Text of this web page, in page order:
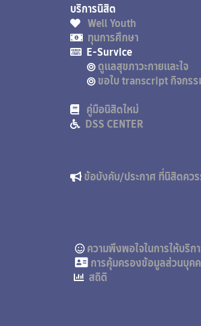
บริการนิ
Well Youth
ทุนการศึกษา
E-Survice
ดูแลสุขภาวะกายและใจ
ขอใบ transcript กิจกร
คู่มือนิสิตใหม่
DSS CENTER
ข้อบังคับ/ประกาศ ที่นิสิตค
ความพึงพอใจในการให้บริ
การคุ้มครองข้อมูลส่วนบุค
สถิติ